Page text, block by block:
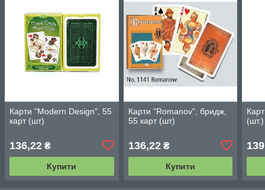
Карти "Modern Design", 55
карт (шт)
136,22 ₴
Купити
Карти "Romanov", бридж,
55 карт (шт)
136,22₴
Купити
139